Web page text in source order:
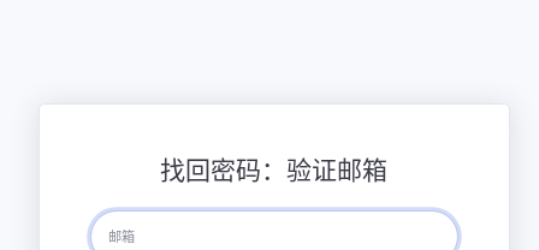
找回密码：验证邮箱